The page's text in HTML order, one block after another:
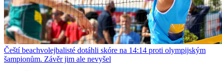
Čeští beachvolejbalisté dotáhli skóre na 14:14 proti olympijským
šampionům. Závěr jim ale nevyšel